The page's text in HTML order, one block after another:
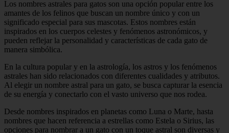
Los nombres astrales para gatos son una opción popular entre los
amantes de los felinos que buscan un nombre único y con un
significado especial para sus mascotas. Estos nombres están
inspirados en los cuerpos celestes y fenómenos astronómicos, y
pueden reflejar la personalidad y características de cada gato de
manera simbólica.
En la cultura popular y en la astrología, los astros y los fenómenos
astrales han sido relacionados con diferentes cualidades y atributos.
Al elegir un nombre astral para un gato, se busca capturar la esencia
de su energía y conectarlo con el vasto universo que nos rodea.
Desde nombres inspirados en planetas como Luna o Marte, hasta
nombres que hacen referencia a estrellas como Estela o Sirius, las
opciones para nombrar a un gato con un toque astral son diversas y